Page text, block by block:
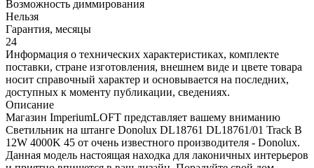
Возможность диммирования
Нельзя
Гарантия, месяцы
24
Информация о технических характеристиках, комплекте
поставки, стране изготовления, внешнем виде и цвете товара
носит справочный характер и основывается на последних,
доступных к моменту публикации, сведениях.
Описание
Магазин ImperiumLOFT представляет вашему вниманию
Светильник на штанге Donolux DL18761 DL18761/01 Track B
12W 4000K 45 от очень известного производителя - Donolux.
Данная модель настоящая находка для лаконичных интерьеров